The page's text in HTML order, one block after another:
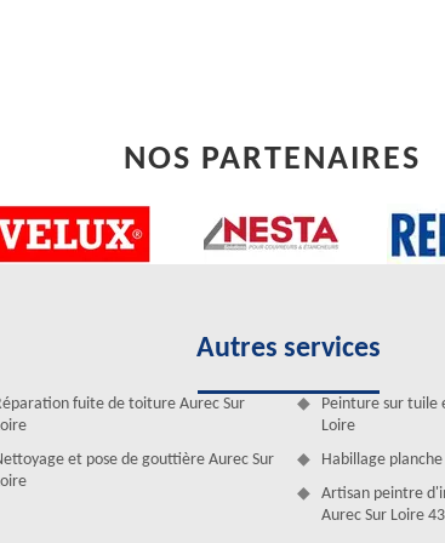
à votre projet. Vous pouvez nous passer votre demande de
Vous aurez un devis détaillé, personnalisé et crédible
et le modèle de velux seront notés dans votre devis.
beaucoup de la compétence et aussi d’un grand savoir. En
NOS PARTENAIRES
Autres services
fuite de toiture Aurec Sur
et pose de gouttière Aurec Sur
Peinture sur tuile
Loire
Habillage
Artisan peintre
Aurec Sur Loire